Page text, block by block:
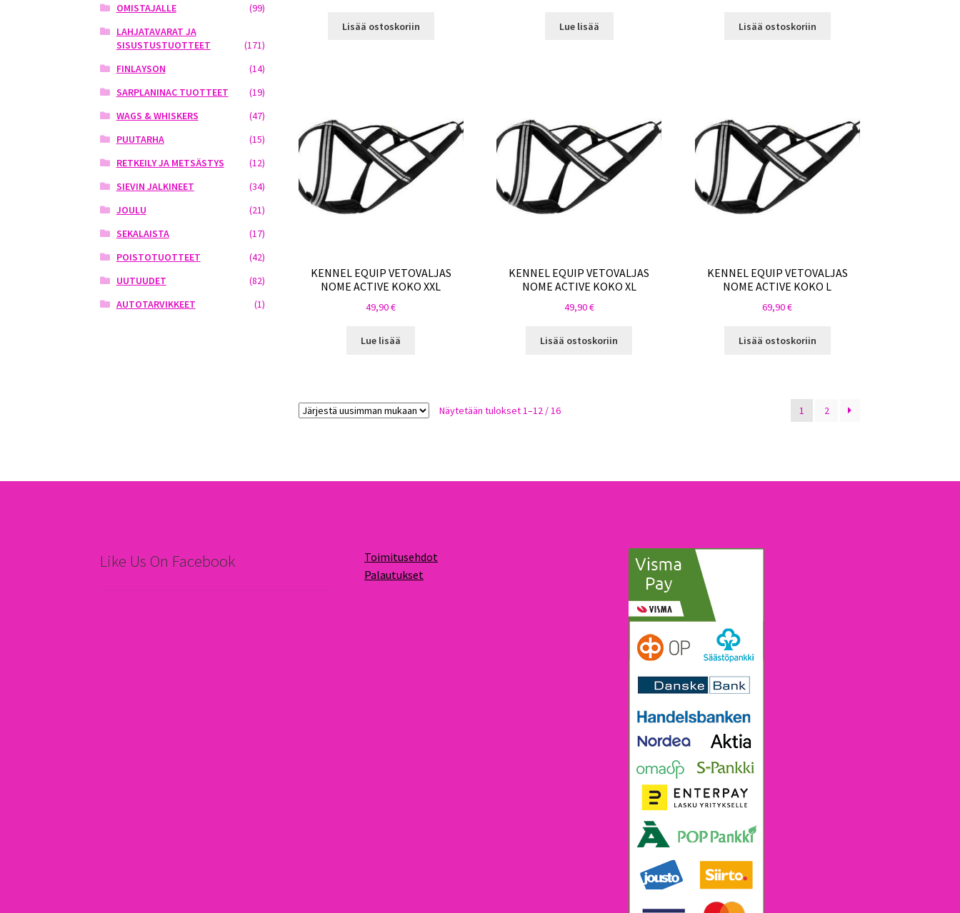
Lisää ostoskoriin Lue lisää Lisää ostoskoriin
KENNEL EQUIP VETOVALJAS
NOME ACTIVE KOKO XXL
49,90€
Lue lisää
KENNEL EQUIP VETOVALJAS
NOME ACTIVE KOKO XL
49,90€
Lisää ostoskoriin
KENNEL EQUIP VETOVALJAS
NOME ACTIVE KOKO L
69,90€
Lisää ostoskoriin
Näytetään tulokset 1–12 / 16Sorted
1 2
OMISTAJALLE
(99)
LAHJATAVARAT JA
SISUSTUSTUOTTEET
(171)
FINLAYSON
(14)
SARPLANINAC TUOTTEET
(19)
WAGS & WHISKERS
(47)
PUUTARHA
(15)
RETKEILY JA METSÄSTYS
(12)
SIEVIN JALKINEET
(34)
JOULU
(21)
SEKALAISTA
(17)
POISTOTUOTTEET
(42)
UUTUUDET
(82)
AUTOTARVIKKEET
(1)
Like Us On Facebook
Toimitusehdot
Palautukset